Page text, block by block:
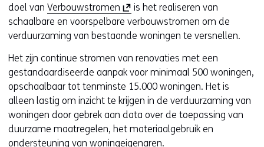
o
p
e
t
i
n
n
e
doel van Verbouwstromen (
o
p
n
t
i
n
n
i
is het realiseren van
schaalbare en voorspelbare verbouwstromen om de
verduurzaming van bestaande woningen te versnellen.
Het zijn continue stromen van renovaties met een
gestandaardiseerde aanpak voor minimaal 500 woningen,
opschaalbaar tot tenminste 15.000 woningen. Het is
alleen lastig om inzicht te krijgen in de verduurzaming van
woningen door gebrek aan data over de toepassing van
duurzame maatregelen, het materiaalgebruik en
ondersteuning van woningeigenaren.